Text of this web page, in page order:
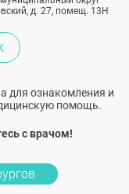
д. 27, помещ. 13Н
для ознакомления и
помощь.
с врачом!